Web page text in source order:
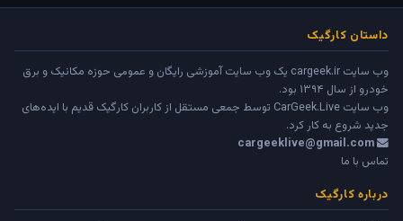
داستان کارگیک
وب سایت cargeek.ir یک وب سایت آموزشی رایگان و عمومی حوزه مکانیک و برق
خودرو از سال ۱۳۹۴ بود.
وب سایت CarGeek.Live توسط جمعی مستقل از کاربران کارگیک قدیم با ایده‌های
جدید شروع به کار کرد.
cargeeklive@gmail.com
تماس با ما
درباره کارگیک